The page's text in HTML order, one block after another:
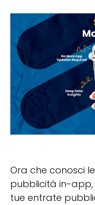
Ora che conosci
pubblicità in-app,
tue entrate